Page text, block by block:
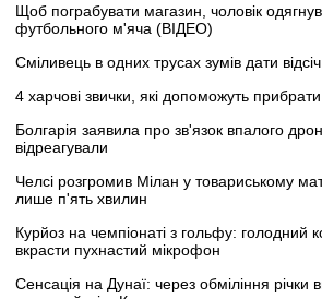
Щоб пограбувати магазин, чоловік
футбольного м'яча (ВІДЕО)
Сміливець в одних трусах зумів дати
4 харчові звички, які допоможуть
Болгарія заявила про зв'язок впалого
відреагували
Челсі розгромив Мілан у товариському
лише п'ять хвилин
Курйоз на чемпіонаті з гольфу: голодний
вкрасти пухнастий мікрофон
Сенсація на Дунаї: через обміління річки